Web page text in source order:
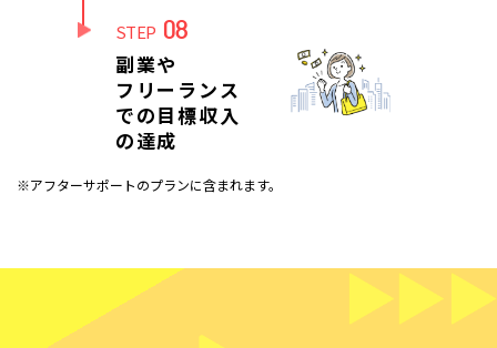
STEP 08
副業や
フリーランス
での目標収入
の達成
※アフターサポートのプランに含まれます。